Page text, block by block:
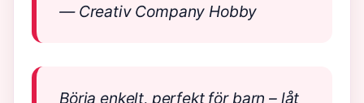
— Creativ Company Hobby
Börja enkelt, perfekt för barn – låt